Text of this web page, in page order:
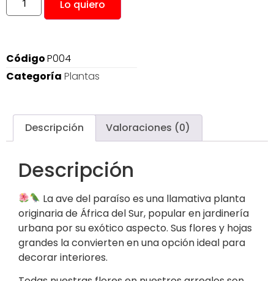
Lo quiero
CódigoP004
Categoría Plantas
Descripción Valoraciones (0)
Descripción
La ave del paraíso es una llamativa planta
originaria de África del Sur, popular en jardinería
urbana por su exótico aspecto. Sus flores y hojas
grandes la convierten en una opción ideal para
decorar interiores.